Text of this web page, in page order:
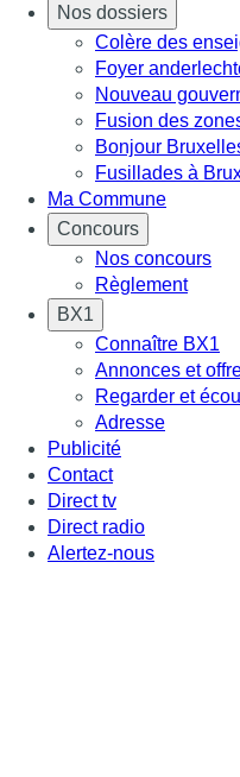
Nos dossiers
Colère des
Foyer
Nouveau
Fusion des
Bonjour
Fusillades à
Ma Commune
Concours
Nos concours
Règlement
BX1
Connaître BX1
Annonces et
Regarder et
Adresse
Publicité
Contact
Direct tv
Direct radio
Alertez-nous